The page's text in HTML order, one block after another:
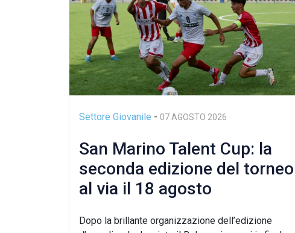
Settore Giovanile - 07 AGOSTO 2026
San Marino Talent Cup: la
seconda edizione del torneo
al via il 18 agosto
Dopo la brillante organizzazione dell’edizione